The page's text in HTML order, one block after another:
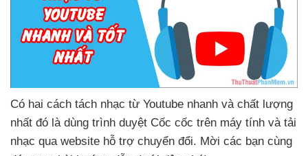
Có hai cách tách nhạc từ Youtube nhanh và chất lượng
nhất đó là dùng trình duyệt Cốc cốc trên máy tính và tải
nhạc qua website hỗ trợ chuyển đổi. Mời các bạn cùng